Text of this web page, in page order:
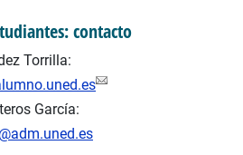
contacto
Torrilla:
García: